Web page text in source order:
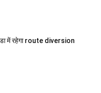
में रहेगा route diversion